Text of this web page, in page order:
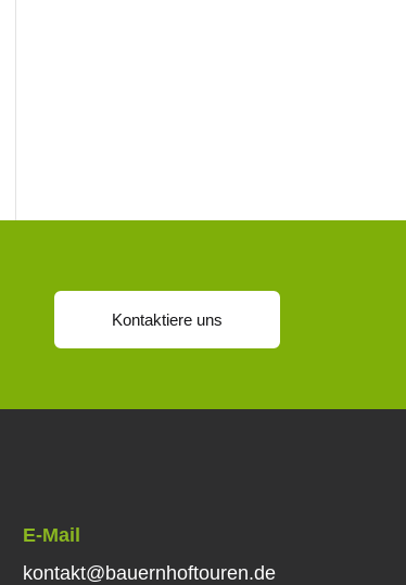
Kontaktiere uns
E-Mail
kontakt@bauernhoftouren.de